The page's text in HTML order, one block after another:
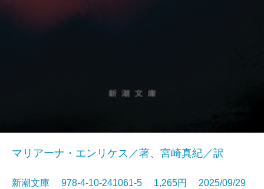
マリアーナ・エンリケス／著、宮崎真紀／訳
新潮文庫 978-4-10-241061-5 1,265円 2025/09/29